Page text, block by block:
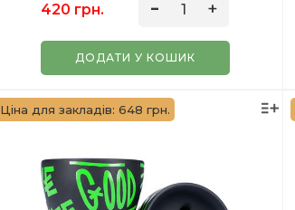
420 грн.
ДОДАТИ У КОШИК
Ціна для закладів: 648 грн.